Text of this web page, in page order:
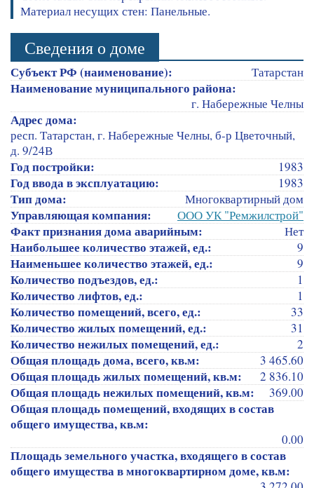
Материал несущих стен: Панельные.
Сведения о доме
Субъект РФ (наименование): Татарстан
Наименование муниципального района:
г. Набережные Челны
Адрес дома:
респ. Татарстан, г. Набережные Челны, б-р Цветочный,
д. 9/24В
Год постройки: 1983
Год ввода в эксплуатацию: 1983
Тип дома: Многоквартирный дом
Управляющая компания: ООО УК "Ремжилстрой"
Факт признания дома аварийным: Нет
Наибольшее количество этажей, ед.: 9
Наименьшее количество этажей, ед.: 9
Количество подъездов, ед.: 1
Количество лифтов, ед.: 1
Количество помещений, всего, ед.: 33
Количество жилых помещений, ед.: 31
Количество нежилых помещений, ед.: 2
Общая площадь дома, всего, кв.м: 3 465.60
Общая площадь жилых помещений, кв.м: 2 836.10
Общая площадь нежилых помещений, кв.м: 369.00
Общая площадь помещений, входящих в состав
общего имущества, кв.м:
0.00
Площадь земельного участка, входящего в состав
общего имущества в многоквартирном доме, кв.м: